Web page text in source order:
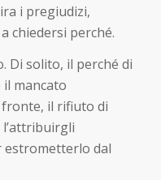
i pregiudizi,
chiedersi perché.
Di solito, il perché di
mancato
fronte, il rifiuto di
estrometterlo dal